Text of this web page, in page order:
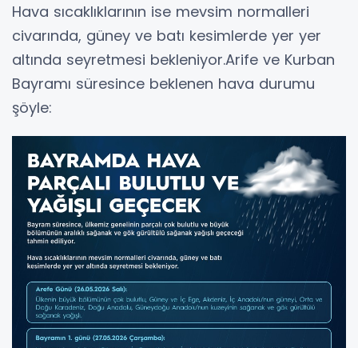
Hava sıcaklıklarının ise mevsim normalleri
civarında, güney ve batı kesimlerde yer yer
altında seyretmesi bekleniyor.Arife ve Kurban
Bayramı süresince beklenen hava durumu
şöyle: